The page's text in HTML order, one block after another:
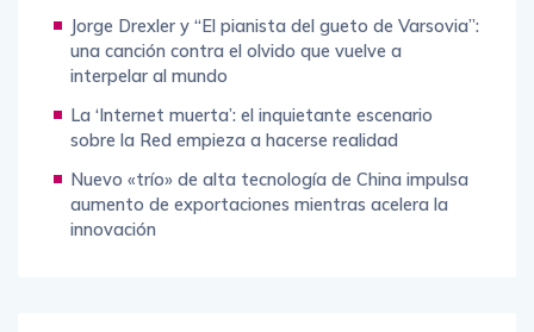
Jorge Drexler y “El pianista del gueto de Varsovia”:
una canción contra el olvido que vuelve a
interpelar al mundo
La ‘Internet muerta’: el inquietante escenario
sobre la Red empieza a hacerse realidad
Nuevo «trío» de alta tecnología de China impulsa
aumento de exportaciones mientras acelera la
innovación